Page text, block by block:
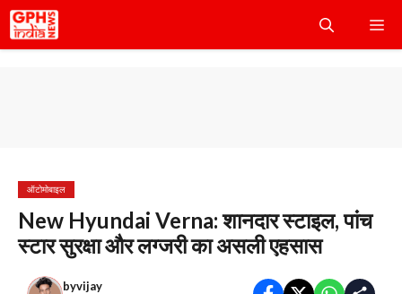
Skip
to
ऑटोमोबाइल
New Hyundai Verna: शानदार स्टाइल, पांच
स्टार सुरक्षा और लग्जरी का असली एहसास
byvijay